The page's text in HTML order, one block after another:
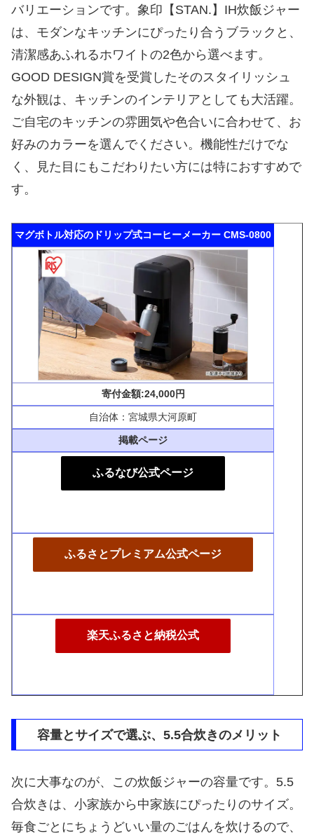
バリエーションです。象印【STAN.】IH炊飯ジャー
は、モダンなキッチンにぴったり合うブラックと、
清潔感あふれるホワイトの2色から選べます。
GOOD DESIGN賞を受賞したそのスタイリッシュ
な外観は、キッチンのインテリアとしても大活躍。
ご自宅のキッチンの雰囲気や色合いに合わせて、お
好みのカラーを選んでください。機能性だけでな
く、見た目にもこだわりたい方には特におすすめで
す。
マグボトル対応のドリップ式コーヒーメーカー CMS-0800
寄付金額:24,000円
自治体：宮城県大河原町
掲載ページ
ふるなび公式ページ
ふるさとプレミアム公式ページ
楽天ふるさと納税公式
容量とサイズで選ぶ、5.5合炊きのメリット
次に大事なのが、この炊飯ジャーの容量です。5.5
合炊きは、小家族から中家族にぴったりのサイズ。
毎食ごとにちょうどいい量のごはんを炊けるので、